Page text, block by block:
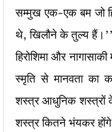
सम्मुख एक-एक बम जो
थे, खिलौने के तुल्य
हिरोशिमा और
स्मृति से मानवता का
शस्त्र आधुनिक शस्त्रों
शस्त्र कितने भंयकर